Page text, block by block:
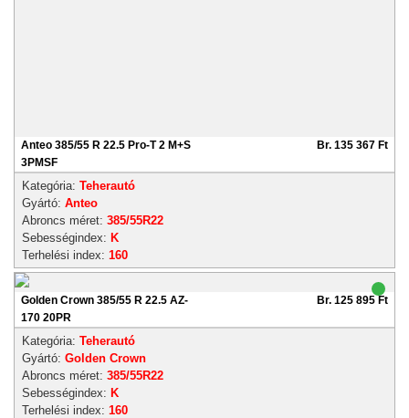
Anteo 385/55 R 22.5 Pro-T 2 M+S
3PMSF
Br. 135 367 Ft
Kategória: Teherautó
Gyártó: Anteo
Abroncs méret: 385/55R22
Sebességindex: K
Terhelési index: 160
Golden Crown 385/55 R 22.5 AZ-
170 20PR
Br. 125 895 Ft
Kategória: Teherautó
Gyártó: Golden Crown
Abroncs méret: 385/55R22
Sebességindex: K
Terhelési index: 160